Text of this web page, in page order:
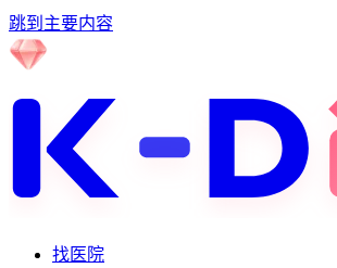
跳到主要内容
找医院